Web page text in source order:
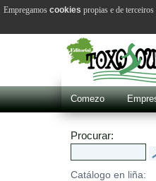
Comezo
Procurar:
Catálogo en liña:
Empregamos cookies propias e de